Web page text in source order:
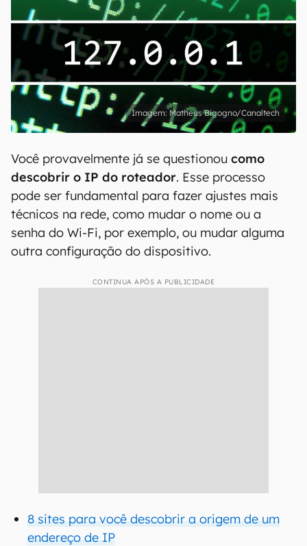
Matheus Bigogno/Canaltech
Você provavelmente já se questionou como
descobrir o IP do roteador. Esse processo
pode ser fundamental para fazer ajustes mais
técnicos na rede, como mudar o nome ou a
senha do Wi-Fi, por exemplo, ou mudar alguma
outra configuração do dispositivo.
CONTINUA APÓS A PUBLICIDADE
8 sites para você descobrir a origem de um
endereço de IP